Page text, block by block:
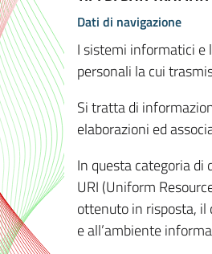
Dati di navigazione
I sistemi informatici e
personali la cui
Si tratta di
elaborazioni ed
In questa categoria
URI (Uniform
ottenuto in risposta, il
e all’ambiente